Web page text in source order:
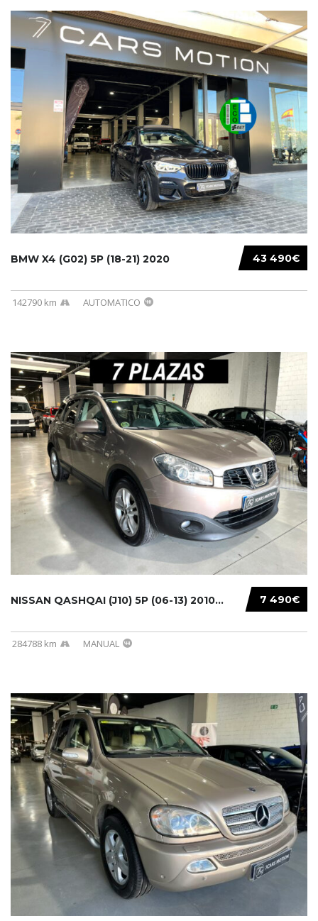
43 490€
BMW X4 (G02) 5P (18-21) 2020
142790 km AUTOMATICO
7 490€
NISSAN QASHQAI (J10) 5P (06-13) 2010...
284788 km MANUAL